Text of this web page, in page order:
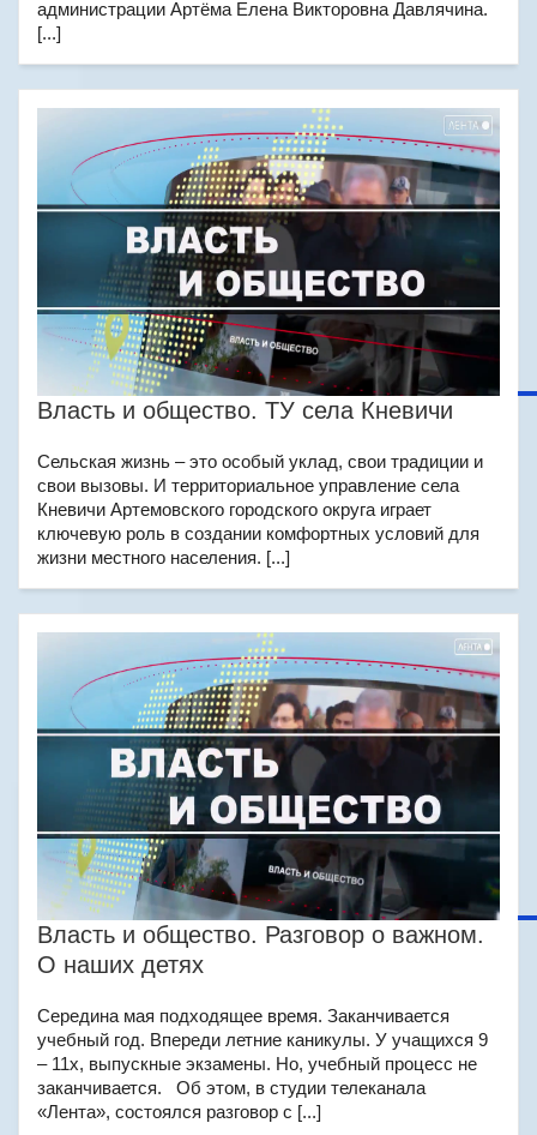
администрации Артёма Елена Викторовна Давлячина.
[...]
Власть и общество. ТУ села Кневичи
Сельская жизнь – это особый уклад, свои традиции и
свои вызовы. И территориальное управление села
Кневичи Артемовского городского округа играет
ключевую роль в создании комфортных условий для
жизни местного населения. [...]
Власть и общество. Разговор о важном.
О наших детях
Середина мая подходящее время. Заканчивается
учебный год. Впереди летние каникулы. У учащихся 9
– 11х, выпускные экзамены. Но, учебный процесс не
заканчивается. Об этом, в студии телеканала
«Лента», состоялся разговор с [...]